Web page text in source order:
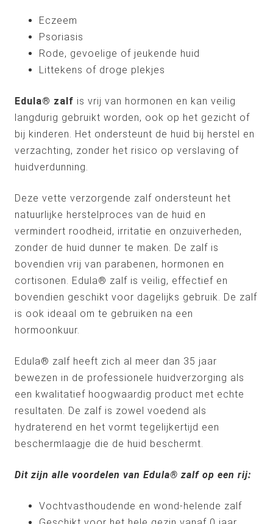
Eczeem
Psoriasis
Rode, gevoelige of jeukende huid
Littekens of droge plekjes
Edula® zalf is vrij van hormonen en kan veilig
langdurig gebruikt worden, ook op het gezicht of
bij kinderen. Het ondersteunt de huid bij herstel en
verzachting, zonder het risico op verslaving of
huidverdunning.
Deze vette verzorgende zalf ondersteunt het
natuurlijke herstelproces van de huid en
vermindert roodheid, irritatie en onzuiverheden,
zonder de huid dunner te maken. De zalf is
bovendien vrij van parabenen, hormonen en
cortisonen. Edula® zalf is veilig, effectief en
bovendien geschikt voor dagelijks gebruik. De zalf
is ook ideaal om te gebruiken na een
hormoonkuur.
Edula® zalf heeft zich al meer dan 35 jaar
bewezen in de professionele huidverzorging als
een kwalitatief hoogwaardig product met echte
resultaten. De zalf is zowel voedend als
hydraterend en het vormt tegelijkertijd een
beschermlaagje die de huid beschermt.
Dit zijn alle voordelen van Edula® zalf op een rij:
Vochtvasthoudende en wond-helende zalf